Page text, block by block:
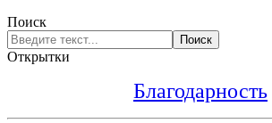
Поиск
Поиск
Открытки
Благодарность